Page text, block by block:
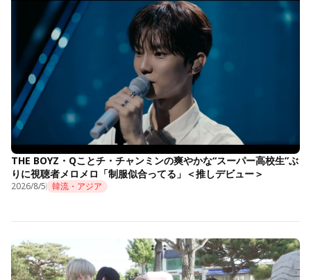
THE BOYZ・Qことチ・チャンミンの爽やかな“スーパー高校生”ぶ
りに視聴者メロメロ「制服似合ってる」＜推しデビュー＞
2026/8/5 韓流・アジア